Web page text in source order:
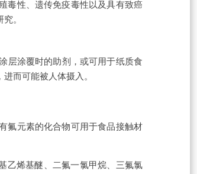
毒性、遗传免疫毒性以及具有致癌
。
层涂覆时的助剂，或可用于纸质食
而可能被人体摄入。
氟元素的化合物可用于食品接触材
乙烯基醚、二氟一氯甲烷、三氟氯